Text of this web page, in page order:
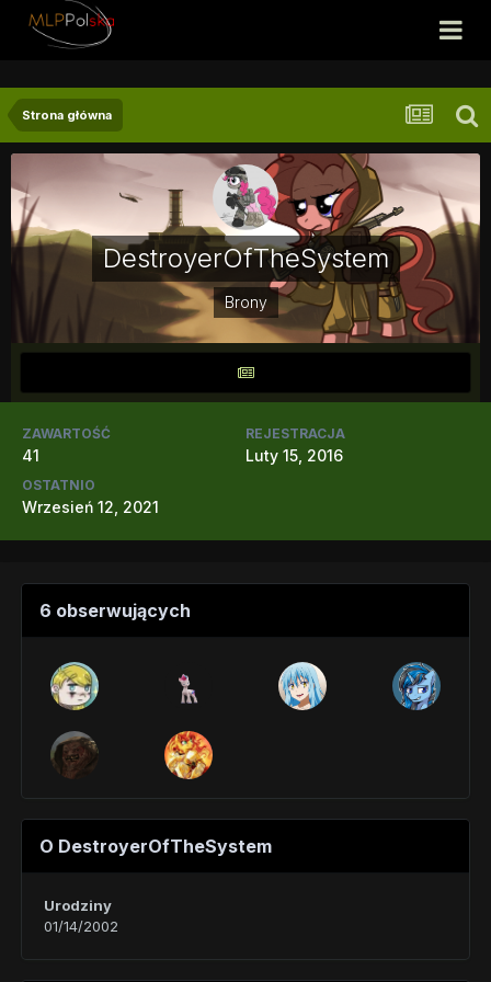
Strona główna
DestroyerOfTheSystem
Brony
ZAWARTOŚĆ
41
REJESTRACJA
Luty 15, 2016
OSTATNIO
Wrzesień 12, 2021
6 obserwujących
O DestroyerOfTheSystem
Urodziny
01/14/2002